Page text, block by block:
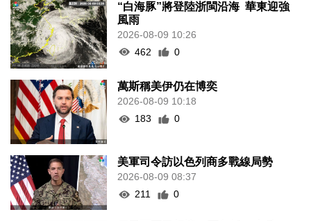
“白海豚”將登陸浙閩沿海 華東迎強
風雨
2026-08-09 10:26
462
0
萬斯稱美伊仍在博奕
2026-08-09 10:18
183
0
美軍司令訪以色列商多戰線局勢
2026-08-09 08:37
211
0